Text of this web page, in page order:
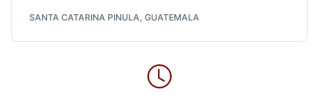
SANTA CATARINA PINULA, GUATEMALA